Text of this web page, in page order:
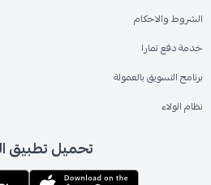
الشروط والاحكام
خدمة دفع تمارا
برنامج التسويق بالعمولة
نظام الولاء
تحميل تطبيق